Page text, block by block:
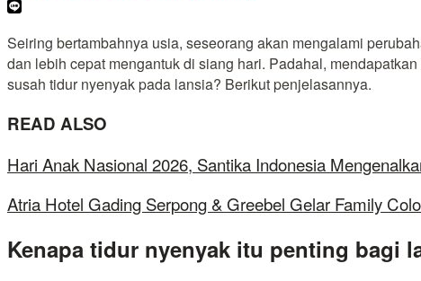
Seiring bertambahnya usia, seseorang akan mengalami
dan lebih cepat mengantuk di siang hari. Padahal,
susah tidur nyenyak pada lansia? Berikut penjelasannya.
READ ALSO
Hari Anak Nasional 2026, Santika Indonesia
Atria Hotel Gading Serpong & Greebel Gelar Family
Kenapa tidur nyenyak itu penting bagi